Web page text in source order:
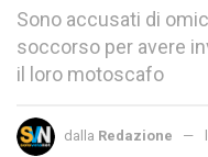
Sono accusati di
soccorso per avere
il loro motoscafo
dalla Redazione